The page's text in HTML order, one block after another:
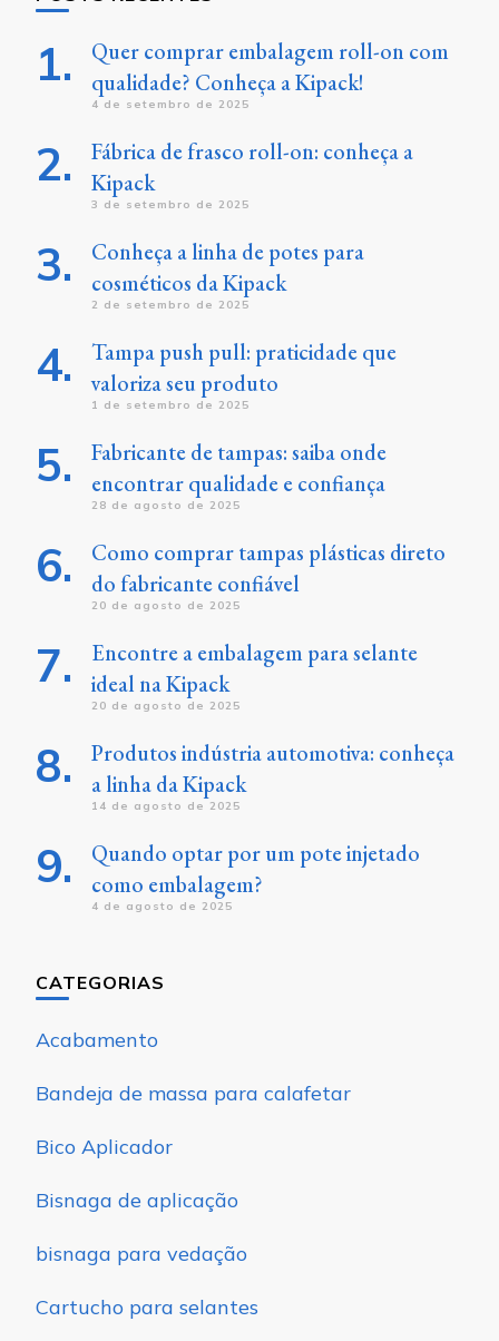
Quer comprar embalagem roll-on com
qualidade? Conheça a Kipack!
4 de setembro de 2025
Fábrica de frasco roll-on: conheça a
Kipack
3 de setembro de 2025
Conheça a linha de potes para
cosméticos da Kipack
2 de setembro de 2025
Tampa push pull: praticidade que
valoriza seu produto
1 de setembro de 2025
Fabricante de tampas: saiba onde
encontrar qualidade e confiança
28 de agosto de 2025
Como comprar tampas plásticas direto
do fabricante confiável
20 de agosto de 2025
Encontre a embalagem para selante
ideal na Kipack
20 de agosto de 2025
Produtos indústria automotiva: conheça
a linha da Kipack
14 de agosto de 2025
Quando optar por um pote injetado
como embalagem?
4 de agosto de 2025
CATEGORIAS
Acabamento
Bandeja de massa para calafetar
Bico Aplicador
Bisnaga de aplicação
bisnaga para vedação
Cartucho para selantes